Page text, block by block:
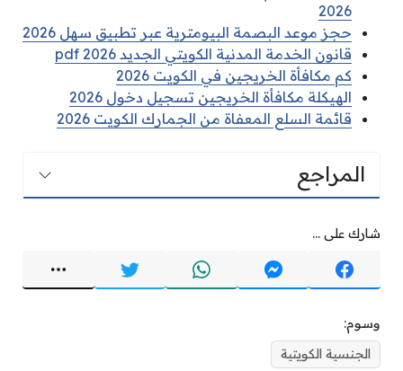
2026
حجز موعد البصمة البيومترية عبر تطبيق سهل 2026
قانون الخدمة المدنية الكويتي الجديد pdf 2026
كم مكافأة الخريجين في الكويت 2026
الهيكلة مكافأة الخريجين تسجيل دخول 2026
قائمة السلع المعفاة من الجمارك الكويت 2026
المراجع
شارك على ...
وسوم:
الجنسية الكويتية